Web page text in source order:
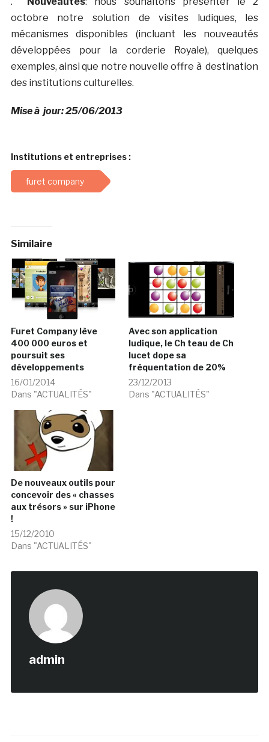
octobre notre solution de visites ludiques, les
mécanismes disponibles (incluant les nouveautés
développées pour la corderie Royale), quelques
exemples, ainsi que notre nouvelle offre à destination
des institutions culturelles.
Mise à jour: 25/06/2013
Institutions et entreprises :
furet company
Similaire
Furet Company lève
400 000 euros et
poursuit ses
développements
16/01/2014
Dans "ACTUALITÉS"
Avec son application
ludique, le Ch teau de Ch
lucet dope sa
fréquentation de 20%
23/12/2013
Dans "ACTUALITÉS"
De nouveaux outils pour
concevoir des « chasses
aux trésors » sur iPhone
!
15/12/2010
Dans "ACTUALITÉS"
admin